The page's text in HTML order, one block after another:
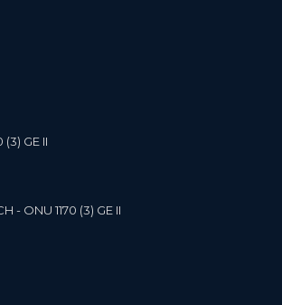
(3) GE II
- ONU 1170 (3) GE II